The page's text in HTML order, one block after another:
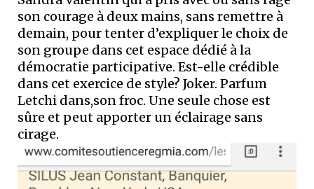
son courage à deux mains, sans remettre à
demain, pour tenter d’expliquer le choix de
son groupe dans cet espace dédié à la
démocratie participative. Est-elle crédible
dans cet exercice de style? Joker. Parfum
Letchi dans,son froc. Une seule chose est
sûre et peut apporter un éclairage sans
cirage.